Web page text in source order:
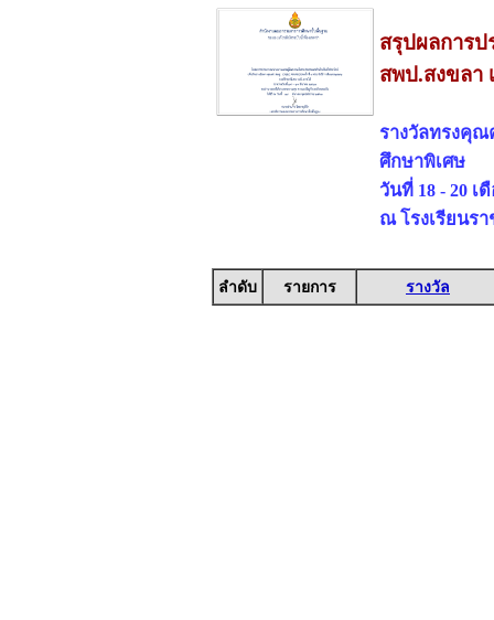
สรุปผลการ
สพป.สงขลา
รางวัลทรงคุณ
ศึกษาพิเศษ
วันที่ 18 - 20 เ
ณ โรงเรียนร
ลำดับ รายการ รางวัล